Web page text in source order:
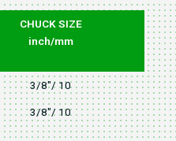
CHUCK SIZE
inch/mm
3/8"/ 10
3/8"/ 10